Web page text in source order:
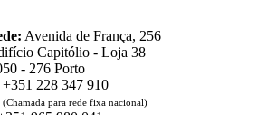
Avenida de França, 256
Capitólio - Loja 38
- 276 Porto
+351 228 347 910
(Chamada para rede fixa nacional)